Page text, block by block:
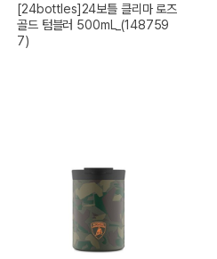
[24bottles]24보틀 클리마 로즈
골드 텀블러 500mL_(148759
7)